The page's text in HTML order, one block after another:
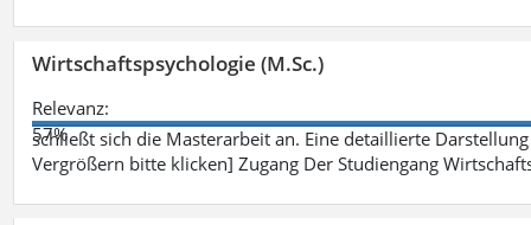
Wirtschaftspsychologie (M.Sc.)
Relevanz:
57%
schließt sich die Masterarbeit an. Eine detaillierte
Vergrößern bitte klicken] Zugang Der Studiengang